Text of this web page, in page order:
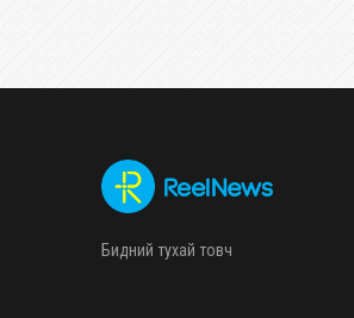
Бидний тухай товч